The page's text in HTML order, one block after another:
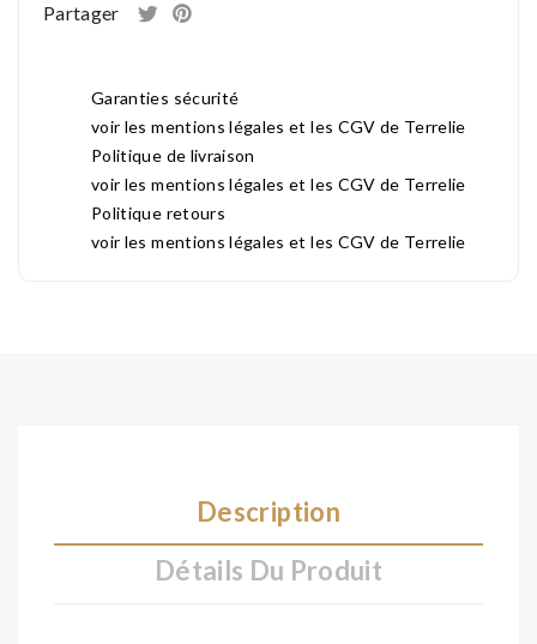
Partager
Garanties sécurité
voir les mentions légales et les CGV de Terrelie
Politique de livraison
voir les mentions légales et les CGV de Terrelie
Politique retours
voir les mentions légales et les CGV de Terrelie
Description
Détails Du Produit